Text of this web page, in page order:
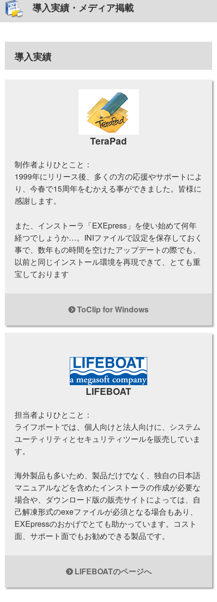
導入実績・メディア掲載
導入実績
TeraPad
制作者よりひとこと：
1999年にリリース後、多くの方の応援やサポートによ
り、今春で15周年をむかえる事ができました。皆様に
感謝します。
また、インストーラ「EXEpress」を使い始めて何年
経つでしょうか…。INIファイルで設定を保存しておく
事で、数年もの時間を空けたアップデートの際でも、
以前と同じインストール環境を再現できて、とても重
宝しております
ToClip for Windows
LIFEBOAT
担当者よりひとこと：
ライフボートでは、個人向けと法人向けに、システム
ユーティリティとセキュリティツールを販売していま
す。
海外製品も多いため、製品だけでなく、独自の日本語
マニュアルなどを含めたインストーラの作成が必要な
場合や、ダウンロード版の販売サイトによっては、自
己解凍形式のexeファイルが必須となる場合もあり、
EXEpressのおかげでとても助かっています。コスト
面、サポート面でもお勧めできる製品です。
LIFEBOATのページへ